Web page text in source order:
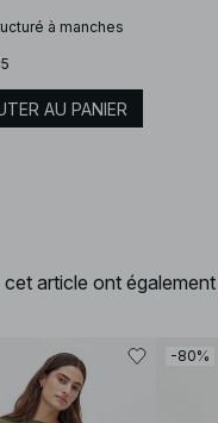
à manches
AU PANIER
article ont également
-80%